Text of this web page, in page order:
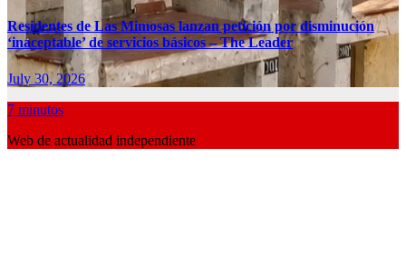
Residentes de Las Mimosas lanzan petición por disminución
‘inaceptable’ de servicios básicos – The Leader
July 30, 2026
7 minutos
Web de actualidad independiente